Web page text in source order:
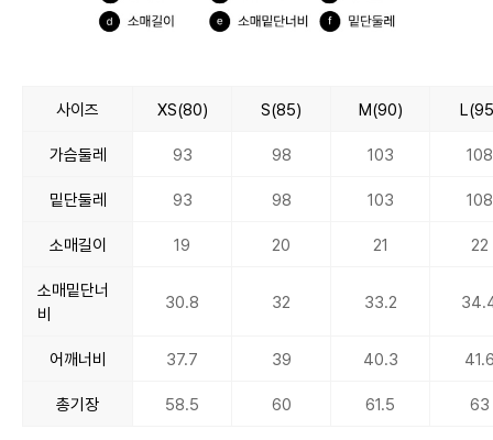
사이즈 XS(80) S(85) M(90)
가슴둘레 93 98 103 108
밑단둘레 93 98 103 108
소매길이 19 20 21 22
소매밑단너
비
30.8 32 33.2
어깨너비 37.7 39 40.3
총기장 58.5 60 61.5 63